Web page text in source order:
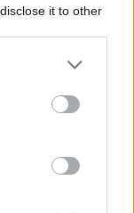
it to other